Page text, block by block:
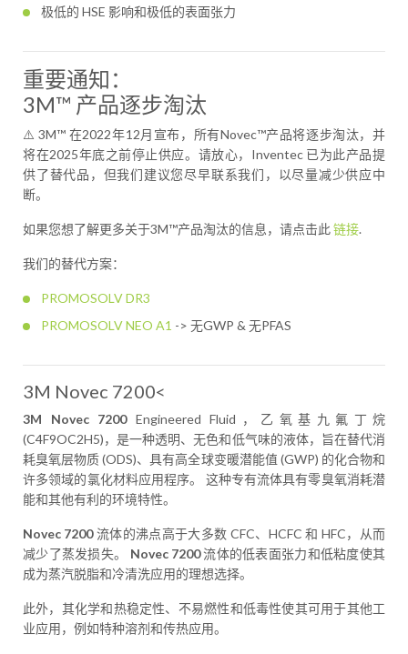
极低的 HSE 影响和极低的表面张力
重要通知：
3M™ 产品逐步淘汰
⚠️ 3M™ 在2022年12月宣布，所有Novec™产品将逐步淘汰，并
将在2025年底之前停止供应。请放心，Inventec 已为此产品提
供了替代品，但我们建议您尽早联系我们，以尽量减少供应中
断。
如果您想了解更多关于3M™产品淘汰的信息，请点击此链接.
我们的替代方案：
PROMOSOLV DR3
PROMOSOLV NEO A1 -> 无GWP & 无PFAS
3M Novec 7200<
3M Novec 7200Engineered Fluid，乙氧基九氟丁烷
(C4F9OC2H5)，是一种透明、无色和低气味的液体，旨在替代消
耗臭氧层物质 (ODS)、具有高全球变暖潜能值 (GWP) 的化合物和
许多领域的氯化材料应用程序。 这种专有流体具有零臭氧消耗潜
能和其他有利的环境特性。
Novec 7200流体的沸点高于大多数 CFC、HCFC 和 HFC，从而
减少了蒸发损失。 Novec 7200流体的低表面张力和低粘度使其
成为蒸汽脱脂和冷清洗应用的理想选择。
此外，其化学和热稳定性、不易燃性和低毒性使其可用于其他工
业应用，例如特种溶剂和传热应用。